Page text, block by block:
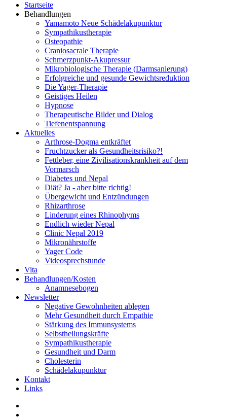
Startseite
Behandlungen
Yamamoto Neue Schädelakupunktur
Sympathikustherapie
Osteopathie
Craniosacrale Therapie
Schmerzpunkt-Akupressur
Mikrobiologische Therapie (Darmsanierung)
Erfolgreiche und gesunde Gewichtsreduktion
Die Yager-Therapie
Geistiges Heilen
Hypnose
Therapeutische Bilder und Dialog
Tiefenentspannung
Aktuelles
Arthrose-Dogma entkräftet
Fruchtzucker als Gesundheitsrisiko?!
Fettleber, eine Zivilisationskrankheit auf dem
Vormarsch
Diabetes und Nepal
Diät? Ja - aber bitte richtig!
Übergewicht und Entzündungen
Rhizarthrose
Linderung eines Rhinophyms
Endlich wieder Nepal
Clinic Nepal 2019
Mikronährstoffe
Yager Code
Videosprechstunde
Vita
Behandlungen/Kosten
Anamnesebogen
Newsletter
Negative Gewohnheiten ablegen
Mehr Gesundheit durch Empathie
Stärkung des Immunsystems
Selbstheilungskräfte
Sympathikustherapie
Gesundheit und Darm
Cholesterin
Schädelakupunktur
Kontakt
Links